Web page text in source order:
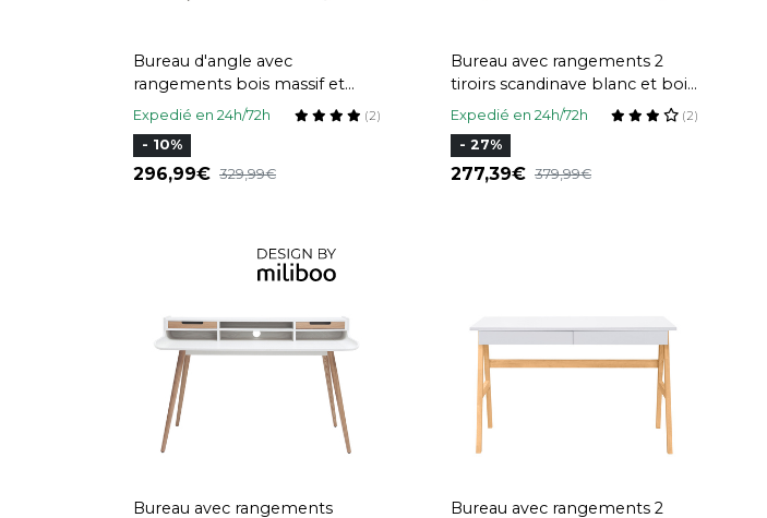
Bureau d'angle avec
rangements bois massif et
métal noir L75 cm GOSBY
Expedié en 24h/72h (2)
- 10%
296,99 329,99
Bureau avec rangements 2
tiroirs scandinave blanc et bois
clair L160 LEENA
Expedié en 24h/72h (2)
- 27%
277,39 379,99
Bureau avec rangements Bureau avec rangements 2